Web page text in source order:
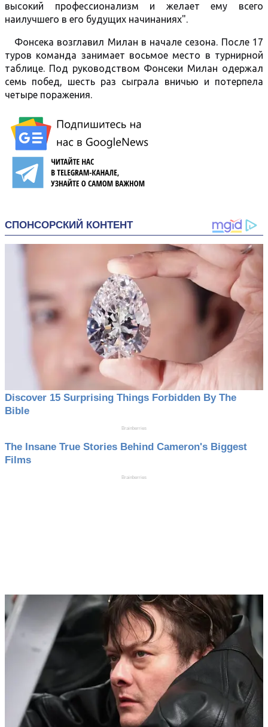
высокий профессионализм и желает ему всего
наилучшего в его будущих начинаниях".
Фонсека возглавил Милан в начале сезона. После 17
туров команда занимает восьмое место в турнирной
таблице. Под руководством Фонсеки Милан одержал
семь побед, шесть раз сыграла вничью и потерпела
четыре поражения.